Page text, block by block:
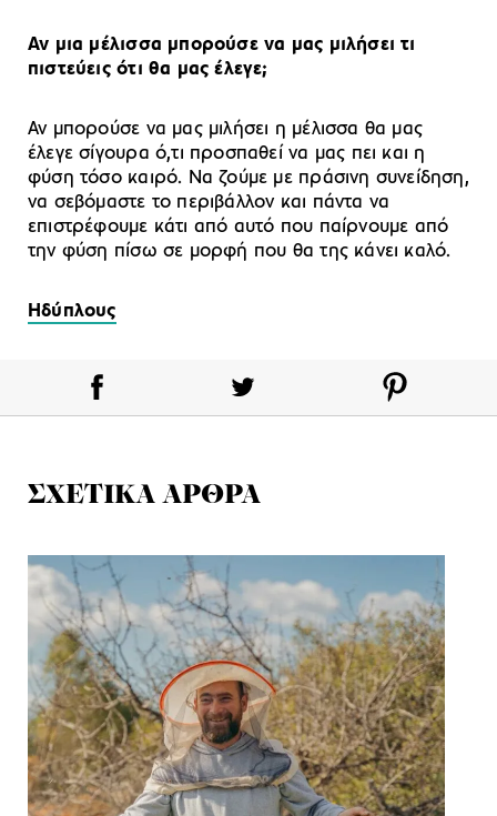
Αν μια μέλισσα μπορούσε να μας μιλήσει τι
πιστεύεις ότι θα μας έλεγε;
Αν μπορούσε να μας μιλήσει η μέλισσα θα μας
έλεγε σίγουρα ό,τι προσπαθεί να μας πει και η
φύση τόσο καιρό. Να ζούμε με πράσινη συνείδηση,
να σεβόμαστε το περιβάλλον και πάντα να
επιστρέφουμε κάτι από αυτό που παίρνουμε από
την φύση πίσω σε μορφή που θα της κάνει καλό.
Ηδύπλους
ΣΧΕΤΙΚΑ ΑΡΘΡΑ